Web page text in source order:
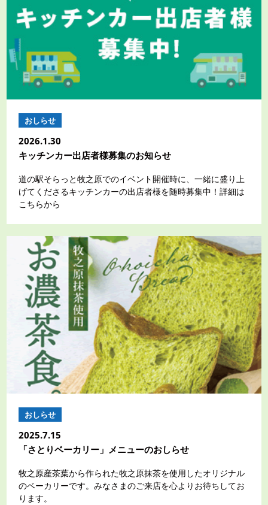
おしらせ
2026.1.30
キッチンカー出店者様募集のお知らせ
道の駅そらっと牧之原でのイベント開催時に、一緒に盛り上
げてくださるキッチンカーの出店者様を随時募集中！詳細は
こちらから
おしらせ
2025.7.15
「さとりベーカリー」メニューのおしらせ
牧之原産茶葉から作られた牧之原抹茶を使用したオリジナル
のベーカリーです。みなさまのご来店を心よりお待ちしてお
ります。